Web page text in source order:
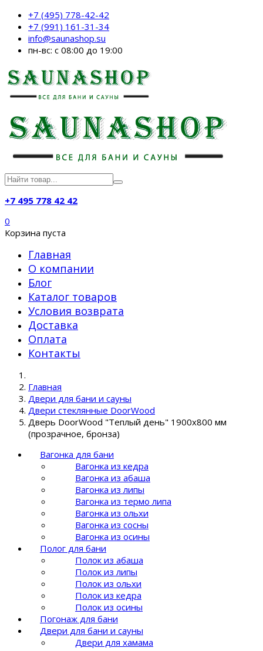
+7 (495) 778-42-42
+7 (991) 161-31-34
info@saunashop.su
пн-вс: с 08:00 до 19:00
+7 495 778 42 42
0
Корзина пуста
Главная
О компании
Блог
Каталог товаров
Условия возврата
Доставка
Оплата
Контакты
Главная
Двери для бани и сауны
Двери стеклянные DoorWood
Дверь DoorWood "Теплый день" 1900х800 мм
(прозрачное, бронза)
Вагонка для бани
Вагонка из кедра
Вагонка из абаша
Вагонка из липы
Вагонка из термо липа
Вагонка из ольхи
Вагонка из сосны
Вагонка из осины
Полог для бани
Полок из абаша
Полок из липы
Полок из ольхи
Полок из кедра
Полок из осины
Погонаж для бани
Двери для бани и сауны
Двери для хамама